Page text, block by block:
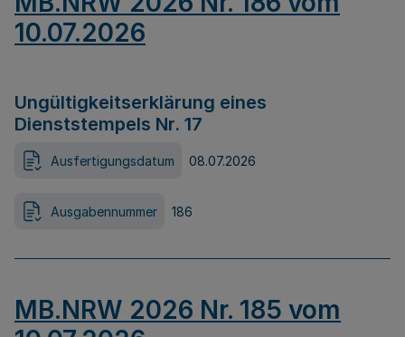
10.07.2026
Ungültigkeitserklärung eines
Dienststempels Nr. 17
Ausfertigungsdatum 08.07.2026
Ausgabennummer 186
MB.NRW 2026 Nr. 185 vom